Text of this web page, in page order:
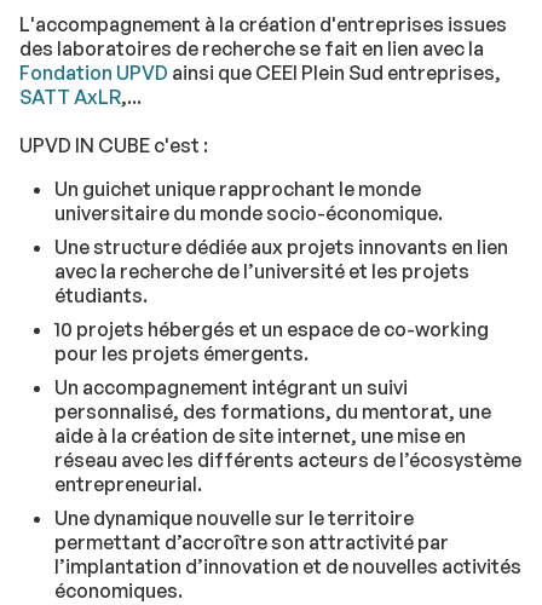
L'accompagnement à la création d'entreprises issues
des laboratoires de recherche se fait en lien avec la
Fondation UPVD ainsi que CEEI Plein Sud entreprises,
SATT AxLR,...
UPVD IN CUBE c'est :
Un guichet unique rapprochant le monde
universitaire du monde socio-économique.
Une structure dédiée aux projets innovants en lien
avec la recherche de l’université et les projets
étudiants.
10 projets hébergés et un espace de co-working
pour les projets émergents.
Un accompagnement intégrant un suivi
personnalisé, des formations, du mentorat, une
aide à la création de site internet, une mise en
réseau avec les différents acteurs de l’écosystème
entrepreneurial.
Une dynamique nouvelle sur le territoire
permettant d’accroître son attractivité par
l’implantation d’innovation et de nouvelles activités
économiques.